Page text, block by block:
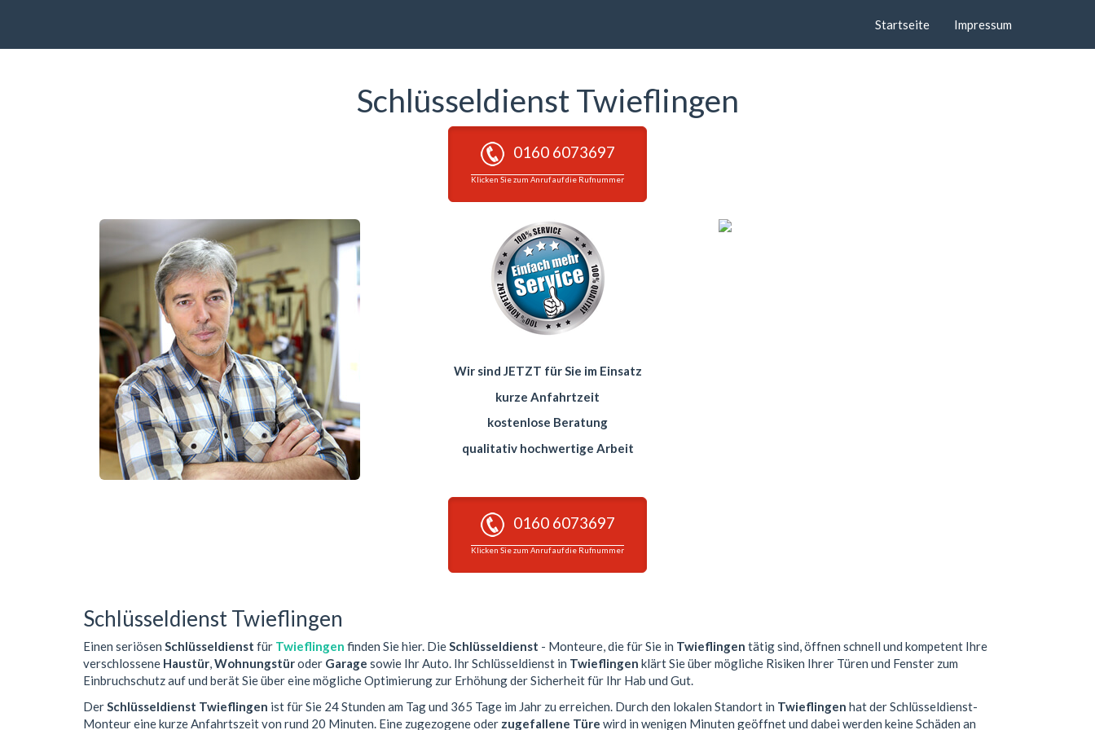
Startseite Impressum
Schlüsseldienst Twieflingen
0160 6073697
Klicken Sie zum Anruf auf die Rufnummer
Wir sind JETZT für Sie im Einsatz
kurze Anfahrtzeit
kostenlose Beratung
qualitativ hochwertige Arbeit
0160 6073697
Klicken Sie zum Anruf auf die Rufnummer
Schlüsseldienst Twieflingen
Einen seriösen Schlüsseldienst für Twieflingen finden Sie hier. DieSchlüsseldienst - Monteure, die für Sie in Twieflingen tätig sind, öffnen schnell und kompetent Ihre
verschlossene Haustür,Wohnungstüroder Garage sowie Ihr Auto. Ihr Schlüsseldienst in Twieflingen klärt Sie über mögliche Risiken Ihrer Türen und Fenster zum
Einbruchschutz auf und berät Sie über eine mögliche Optimierung zur Erhöhung der Sicherheit für Ihr Hab und Gut.
DerSchlüsseldienst Twieflingen ist für Sie 24 Stunden am Tag und 365 Tage im Jahr zu erreichen. Durch den lokalen Standort in Twieflingen hat der Schlüsseldienst-
Monteur eine kurze Anfahrtszeit von rund 20 Minuten. Eine zugezogene oder zugefallene Türe wird in wenigen Minuten geöffnet und dabei werden keine Schäden an